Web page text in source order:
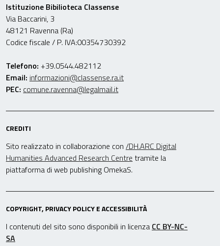
Istituzione Bibilioteca Classense
Via Baccarini, 3
48121 Ravenna (Ra)
Codice fiscale / P. IVA:00354730392
Telefono: +39.0544.482112
Email: informazioni@classense.ra.it
PEC: comune.ravenna@legalmail.it
CREDITI
Sito realizzato in collaborazione con /DH.ARC Digital
Humanities Advanced Research Centre tramite la
piattaforma di web publishing OmekaS.
COPYRIGHT, PRIVACY POLICY E ACCESSIBILITÀ
I contenuti del sito sono disponibili in licenza CC BY-NC-
SA